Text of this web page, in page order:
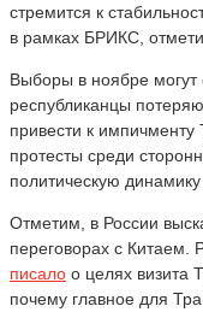
стремится к
в рамках БРИКС,
Выборы в ноябре
республиканцы
привести к
протесты среди
политическую динамику
Отметим, в России
переговорах с
писало о целях визита
почему главное для